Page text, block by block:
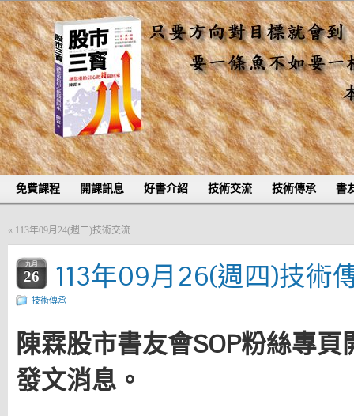
免費課程 開課訊息 好書介紹 技術交流 技術傳承 書
« 113年09月24(週二)技術交流
九月
26 113年09月26(週四)技術
技術傳承
陳霖股市書友會SOP粉絲專
發文消息。